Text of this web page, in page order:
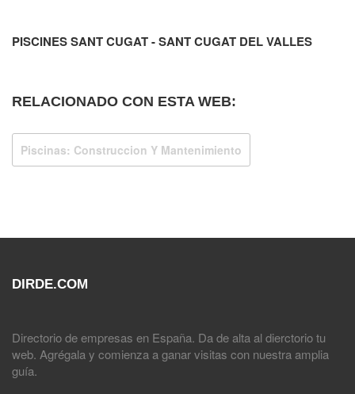
PISCINES SANT CUGAT - SANT CUGAT DEL VALLES
RELACIONADO CON ESTA WEB:
Piscinas: Construccion Y Mantenimiento
DIRDE.COM
Directorio de empresas en España. Da de alta al dierctorio tu
web. Agrégala y comienza a ganar visitas con nuestra amplia
guía.